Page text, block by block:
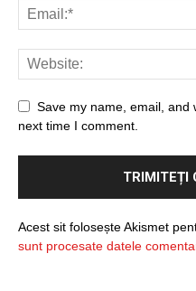
Save my name, email, and
next time I comment.
Acest sit folosește Akismet
sunt procesate datele